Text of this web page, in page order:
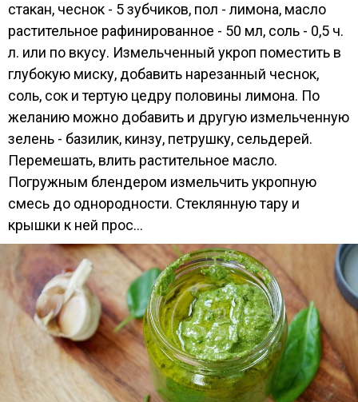
стакан, чеснок - 5 зубчиков, пол - лимона, масло
растительное рафинированное - 50 мл, соль - 0,5 ч.
л. или по вкусу. Измельченный укроп поместить в
глубокую миску, добавить нарезанный чеснок,
соль, сок и тертую цедру половины лимона. По
желанию можно добавить и другую измельченную
зелень - базилик, кинзу, петрушку, сельдерей.
Перемешать, влить растительное масло.
Погружным блендером измельчить укропную
смесь до однородности. Стеклянную тару и
крышки к ней прос...